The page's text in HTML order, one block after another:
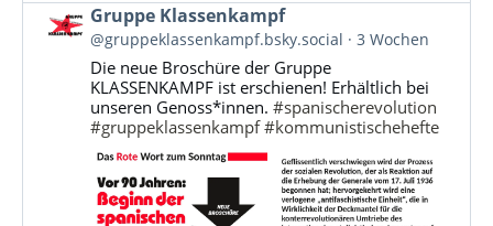
Beitrag
von
Gruppe
Klassenkampf
Bluesky
ansehen
Gruppe Klassenkampf
@gruppeklassenkampf.bsky.social 3 Wochen
Die neue Broschüre der Gruppe
KLASSENKAMPF ist erschienen! Erhältlich bei
unseren Genoss*innen.#spanischerevolution
#gruppeklassenkampf #kommunistischehefte